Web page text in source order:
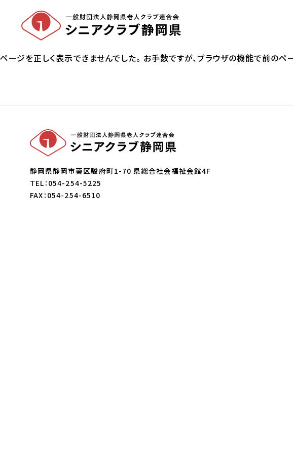
ページを正しく表示できませんでした。 お手数ですが、ブラウザの機能で前の
静岡県静岡市葵区駿府町1-70 県総合社会福祉会館4F
TEL：054-254-5225
FAX：054-254-6510